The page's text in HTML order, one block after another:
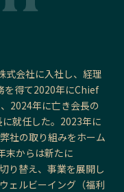
式会社に入社し、経理
を得て2020年にChief
2024年に亡き会長の
就任した。2023年に
社の取り組みをホーム
末からは新たに
り替え、事業を展開し
ェルビーイング（福利